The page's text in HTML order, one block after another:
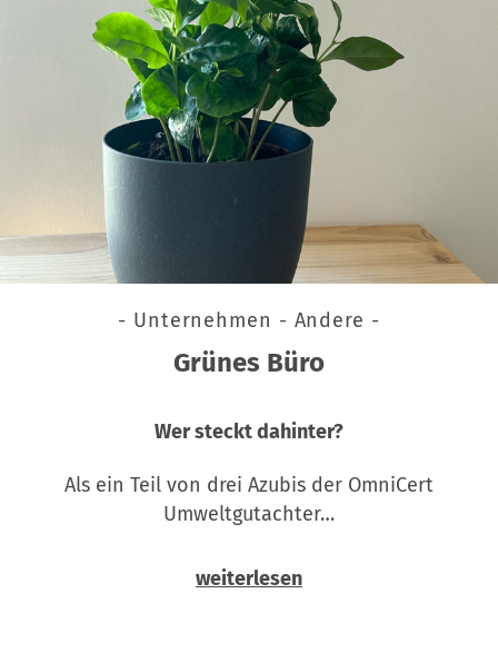
- Unternehmen - Andere -
Grünes Büro
Wer steckt dahinter?
Als ein Teil von drei Azubis der OmniCert
Umweltgutachter…
weiterlesen